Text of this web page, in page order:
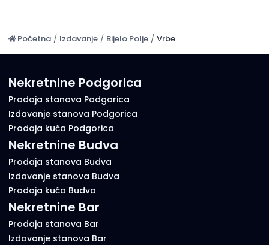
Početna / Izdavanje / Bijelo Polje / Vrbe
Nekretnine Podgorica
Prodaja stanova Podgorica
Izdavanje stanova Podgorica
Prodaja kuća Podgorica
Nekretnine Budva
Prodaja stanova Budva
Izdavanje stanova Budva
Prodaja kuća Budva
Nekretnine Bar
Prodaja stanova Bar
Izdavanje stanova Bar